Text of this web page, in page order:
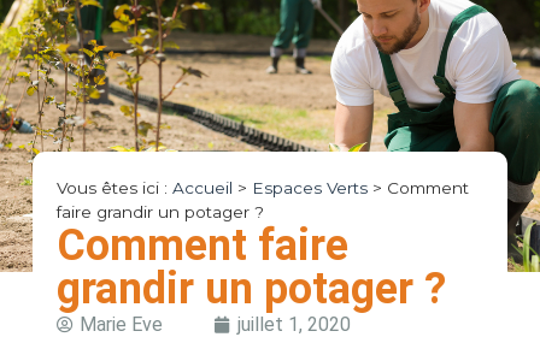
Vous êtes ici : Accueil > Espaces Verts> Comment
faire grandir un potager ?
Comment faire
grandir un potager ?
Marie Eve juillet 1, 2020